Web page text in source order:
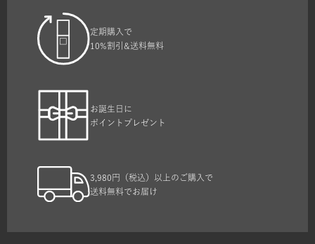
定期購入で
10%割引&送料無料
お誕生日に
ポイントプレゼント
3,980円（税込）以上のご購入で
送料無料でお届け